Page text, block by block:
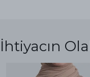
İhtiyacın